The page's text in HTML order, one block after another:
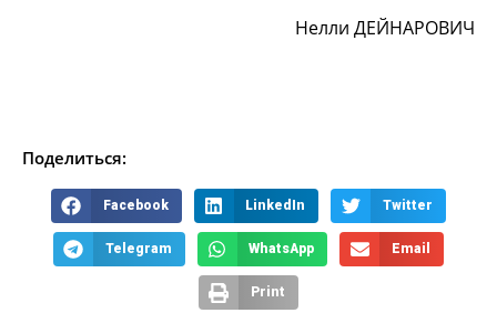
Нелли ДЕЙНАРОВИЧ
Поделиться:
Facebook LinkedIn Twitter
Telegram WhatsApp Email
Print